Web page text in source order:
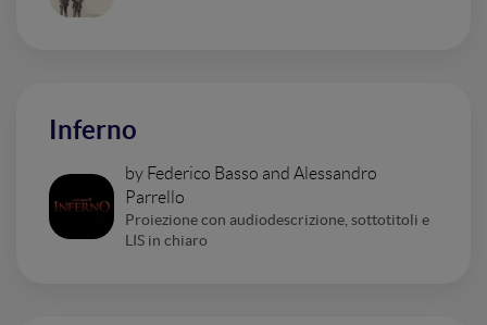
Inferno
by Federico Basso and Alessandro
Parrello
Proiezione con audiodescrizione, sottotitoli e
LIS in chiaro